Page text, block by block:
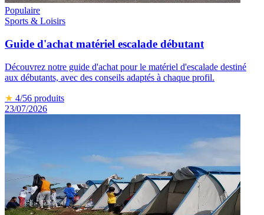
Populaire
Sports & Loisirs
Guide d'achat matériel escalade débutant
Découvrez notre guide d'achat pour le matériel d'escalade destiné
aux débutants, avec des conseils adaptés à chaque profil.
★ 4/56 produits
23/07/2026